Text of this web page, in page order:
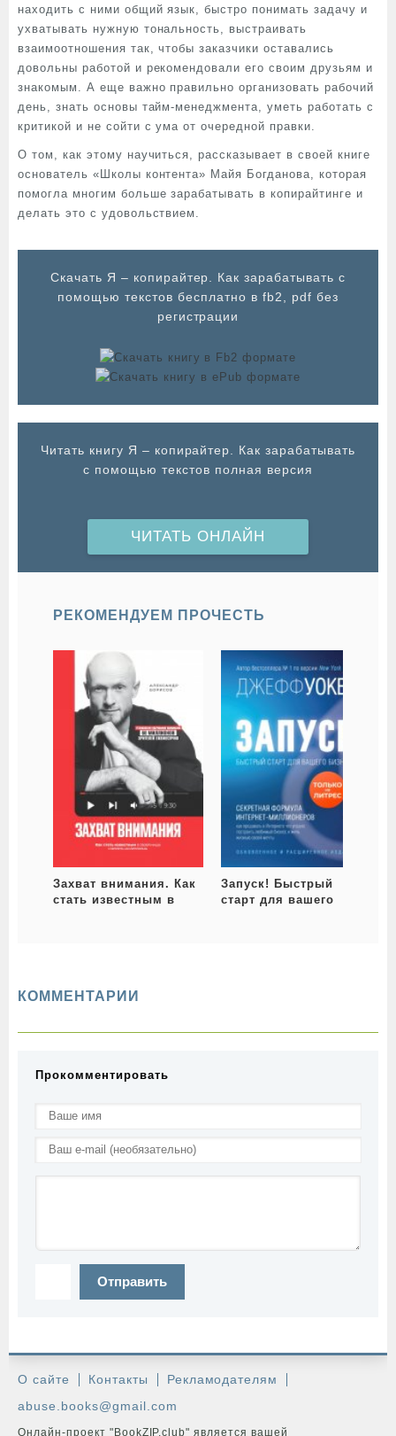
находить с ними общий язык, быстро понимать задачу и
ухватывать нужную тональность, выстраивать
взаимоотношения так, чтобы заказчики оставались
довольны работой и рекомендовали его своим друзьям и
знакомым. А еще важно правильно организовать рабочий
день, знать основы тайм-менеджмента, уметь работать с
критикой и не сойти с ума от очередной правки.
О том, как этому научиться, рассказывает в своей книге
основатель «Школы контента» Майя Богданова, которая
помогла многим больше зарабатывать в копирайтинге и
делать это с удовольствием.
Cкачать Я – копирайтер. Как зарабатывать с
помощью текстов бесплатно в fb2, pdf без
регистрации
Читать книгу Я – копирайтер. Как зарабатывать
с помощью текстов полная версия
ЧИТАТЬ ОНЛАЙН
РЕКОМЕНДУЕМ ПРОЧЕСТЬ
Захват внимания. Как
стать известным в
Запуск! Быстрый
старт для вашего
КОММЕНТАРИИ
Прокомментировать
Отправить
О сайте Контакты
Рекламодателям
abuse.books@gmail.com
Онлайн-проект "BookZIP.club" является вашей